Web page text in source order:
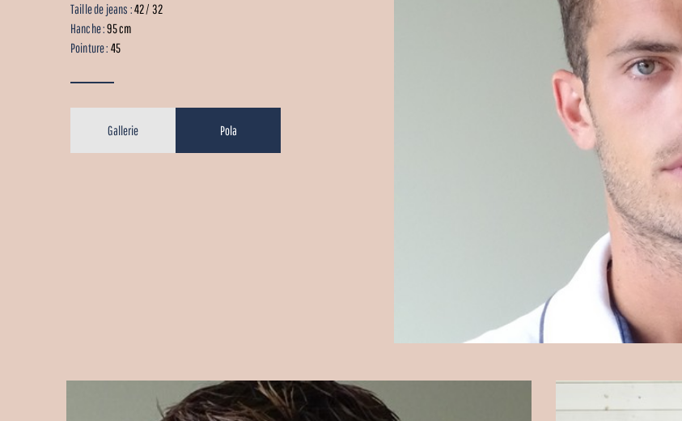
Taille de jeans :42 / 32
Hanche :95 cm
Pointure : 45
Gallerie Pola